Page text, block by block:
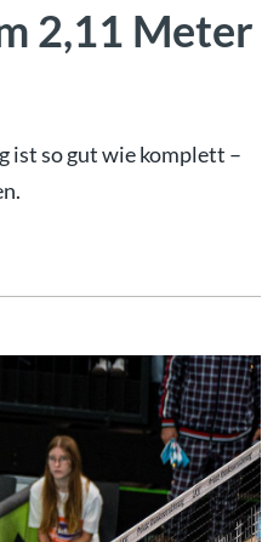
2,11 Meter
ist so gut wie komplett –